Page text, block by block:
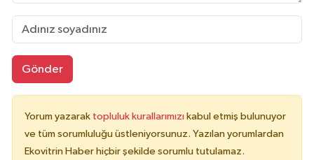
Gönder
Yorum yazarak topluluk kurallarımızı kabul etmiş bulunuyor
ve tüm sorumluluğu üstleniyorsunuz. Yazılan yorumlardan
Ekovitrin Haber hiçbir şekilde sorumlu tutulamaz.